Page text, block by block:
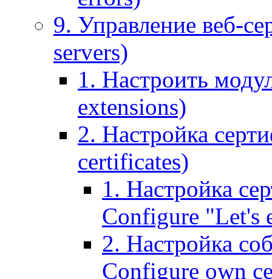
9. Управление веб-
servers)
1. Настроить
extensions)
2. Настройка
certificates)
1. Настройка
Configure "Let's
2. Настройка
Configure own